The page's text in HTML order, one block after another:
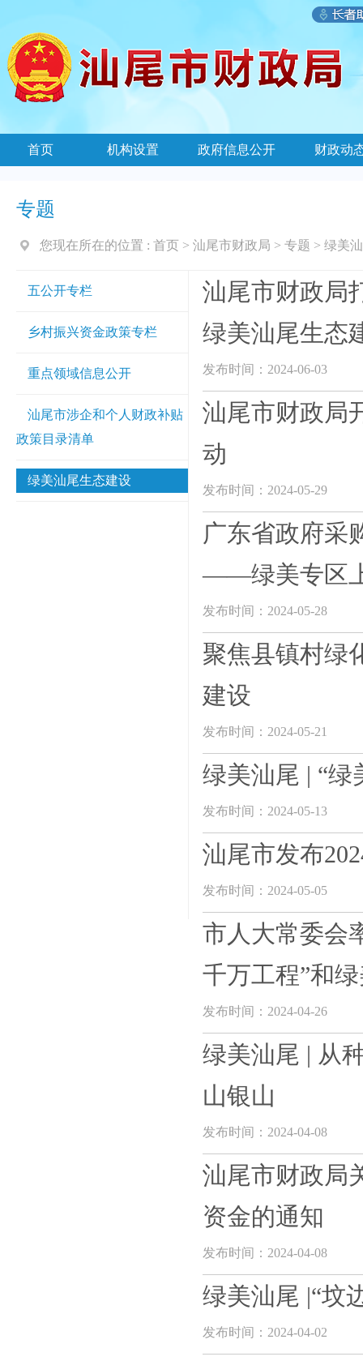
首页 机构设置 政府信息公开 财政动
专题
您现在所在的位置 : 首页 > 汕尾市财政局 > 专题 > 绿美
五公开专栏
乡村振兴资金政策专栏
重点领域信息公开
汕尾市涉企和个人财政补贴
政策目录清单
绿美汕尾生态建设
汕尾市财政局
绿美汕尾生态
发布时间：2024-06-03
汕尾市财政局
动
发布时间：2024-05-29
广东省政府采
——绿美专区
发布时间：2024-05-28
聚焦县镇村绿
建设
发布时间：2024-05-21
绿美汕尾 | “
发布时间：2024-05-13
汕尾市发布
发布时间：2024-05-05
市人大常委会
千万工程”和
发布时间：2024-04-26
绿美汕尾 | 从
山银山
发布时间：2024-04-08
汕尾市财政局
资金的通知
发布时间：2024-04-08
绿美汕尾 |“坟
发布时间：2024-04-02